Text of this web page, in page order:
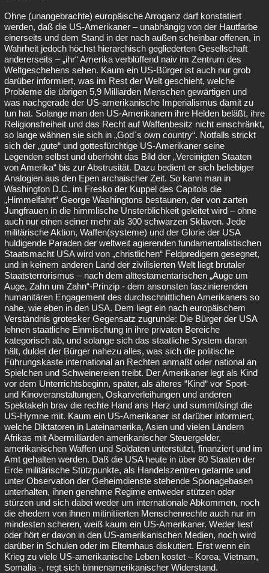
Ohne (unangebrachte) europäische Arroganz darf konstatiert
werden, daß die US-Amerikaner – unabhängig von der Hautfarbe
einerseits und dem Stand in der nach außen scheinbar offenen, in
Wahrheit jedoch höchst hierarchisch gegliederten Gesellschaft
andererseits – „ihr“ Amerika verblüffend naiv im Zentrum des
Weltgeschehens sehen. Kaum ein US-Bürger ist auch nur grob
darüber informiert, was im Rest der Welt geschieht, welche
Probleme die übrigen 5,9 Milliarden Menschen gewärtigen und
was nachgerade der US-amerikanische Imperialismus damit zu
tun hat. Solange man den US-Amerikanern ihre Helden beläßt, ihre
Religionsfreiheit und das Recht auf Waffenbesitz nicht einschränkt,
so lange wähnen sie sich in „God`s own country“. Notfalls strickt
sich der „gute“ und gottesfürchtige US-Amerikaner seine
Legenden selbst und überhöht das Bild der „Vereinigten Staaten
von Amerika“ bis zur Abstrusität. Dazu bedient er sich beliebiger
Analogien aus den Epen archaischer Zeit. So kann man in
Washington D.C. im Fresko der Kuppel des Capitols die
„Himmelfahrt“ George Washingtons bestaunen, der von zarten
Jungfrauen in die himmlische Unsterblichkeit geleitet wird – ohne
auch nur einen seiner mehr als 300 schwarzen Sklaven. Jede
militärische Aktion, Waffen(systeme) und der Glorie der USA
huldigende Paraden der weltweit agierenden fundamentalistischen
Staatsmacht USA wird von „christlichen“ Feldpredigern gesegnet,
und in keinem anderen Land der zivilisierten Welt liegt brutaler
Staatsterrorismus – nach dem alttestamentarischen „Auge um
Auge, Zahn um Zahn“-Prinzip - dem ansonsten faszinierenden
humanitären Engagement des durchschnittlichen Amerikaners so
nahe, wie eben in den USA. Dem liegt ein nach europäischem
Verständnis grotesker Gegensatz zugrunde: Die Bürger der USA
lehnen staatliche Einmischung in ihre privaten Bereiche
kategorisch ab, und solange sich das staatliche System daran
hält, duldet der Bürger nahezu alles, was sich die politische
Führungskaste international an Rechten anmaßt oder national an
Spielchen und Schweinereien treibt. Der Amerikaner legt als Kind
vor dem Unterrichtsbeginn, später, als älteres “Kind“ vor Sport-
und Kinoveranstaltungen, Oskarverleihungen und anderen
Spektakeln brav die rechte Hand ans Herz und summt/singt die
US-Hymne mit. Kaum ein US-Amerikaner ist darüber informiert,
welche Diktatoren in Lateinamerika, Asien und vielen Ländern
Afrikas mit Abermilliarden amerikanischer Steuergelder,
amerikanischen Waffen und Soldaten unterstützt, finanziert und im
Amt gehalten werden. Daß die USA heute in über 80 Staaten der
Erde militärische Stützpunkte, als Handelszentren getarnte und
unter Observation der Geheimdienste stehende Spionagebasen
unterhalten, ihnen genehme Regime entweder stützen oder
stürzen und sich dabei weder um internationale Abkommen, noch
die ehedem von ihnen mitinitiierten Menschenrechte auch nur im
mindesten scheren, weiß kaum ein US-Amerikaner. Weder liest
oder hört er davon in den US-amerikanischen Medien, noch wird
darüber in Schulen oder im Elternhaus diskutiert. Erst wenn ein
Krieg zu viele US-amerikanische Leben kostet – Korea, Vietnam,
Somalia -, regt sich binnenamerikanischer Widerstand.